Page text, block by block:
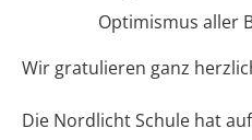
Optimismus aller
Wir gratulieren ganz
Die Nordlicht Schule hat